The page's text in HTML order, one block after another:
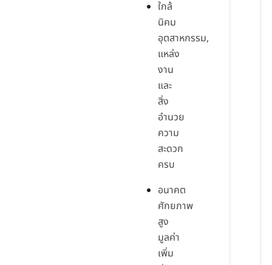
ใกล้
นิคม
อุตสาหกรรม,
แหล่ง
งาน
และ
สิ่ง
อำนวย
ความ
สะดวก
ครบ
อนาคต
ศักยภาพ
สูง
มูลค่า
เพิ่ม